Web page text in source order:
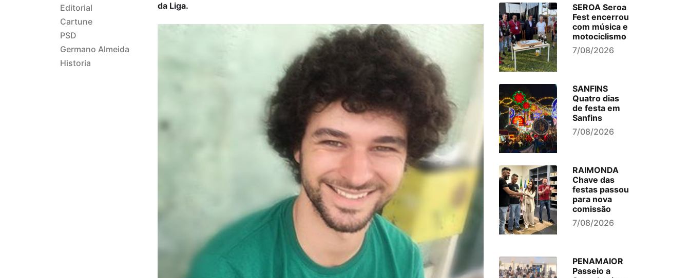
Editorial
Cartune
PSD
Germano Almeida
Historia
da Liga.
SEROA Seroa
Fest encerrou
com música e
motociclismo
7/08/2026
SANFINS
Quatro dias
de festa em
Sanfins
7/08/2026
RAIMONDA
Chave das
festas passou
para nova
comissão
7/08/2026
PENAMAIOR
Passeio a